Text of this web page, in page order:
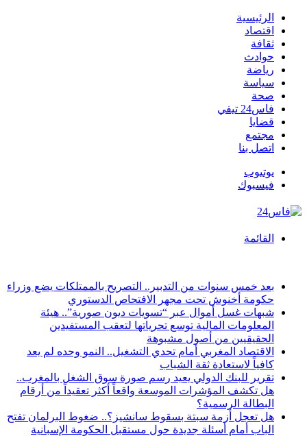
الرئيسية
اقتصاد
ثقافة
حوادث
رياضة
سياسة
صحة
فاس24 تيفي
قضايا
مجتمع
اتصل بنا
يوتيوب
فيسبوك
القائمة
بعد خمس سنوات من التدبير.. التصريح بالممتلكات يضع وزراء
حكومة أخنوش تحت مجهر الافتحاص الدستوري
شبهات غسل أموال عبر “تسويات ديون صورية”.. هيئة
المعلومات المالية توسع تحرياتها لتعقب المستفيدين
الحقيقيين من أصول مشبوهة
الاقتصاد المغربي أمام تحدي التشغيل.. النمو وحده لم يعد
كافياً لاستعادة ثقة الشباب
تقرير للبنك الدولي يعيد رسم صورة سوق الشغل بالمغرب..
هل تكشف المؤشرات الموسعة واقعاً أكثر تعقيداً من أرقام
البطالة الرسمية؟
هل تعجل أزمة سبتة بسقوط سانشيز؟.. ضغوط البرلمان تفتح
الباب أمام أسئلة جديدة حول مستقبل الحكومة الإسبانية